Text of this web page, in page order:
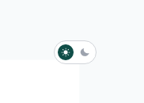
淺色模式
深色模式